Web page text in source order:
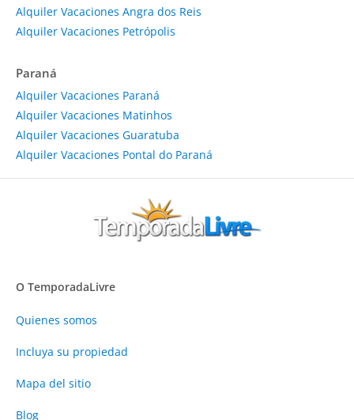
Alquiler Vacaciones Angra dos Reis
Alquiler Vacaciones Petrópolis
Paraná
Alquiler Vacaciones Paraná
Alquiler Vacaciones Matinhos
Alquiler Vacaciones Guaratuba
Alquiler Vacaciones Pontal do Paraná
O TemporadaLivre
Quienes somos
Incluya su propiedad
Mapa del sitio
Blog